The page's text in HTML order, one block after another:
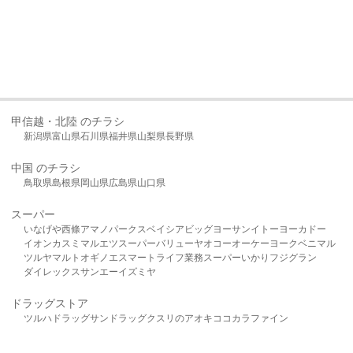
甲信越・北陸 のチラシ
新潟県富山県石川県福井県山梨県長野県
中国 のチラシ
鳥取県島根県岡山県広島県山口県
スーパー
いなげや西條アマノパークスベイシア ビッグヨーサンイトーヨーカドー
イオンカスミ マルエツスーパーバリューヤオコーオーケー ヨークベニマル
ツルヤマルト オギノ エスマート ライフ業務スーパーいかり フジグラン
ダイレックスサンエーイズミヤ
ドラッグストア
ツルハドラッグサンドラッグクスリのアオキ ココカラファイン